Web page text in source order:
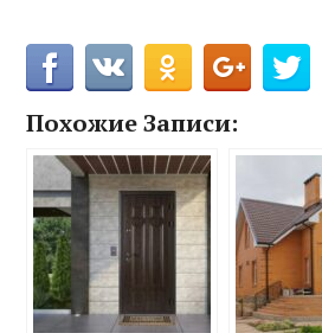
Похожие Записи: